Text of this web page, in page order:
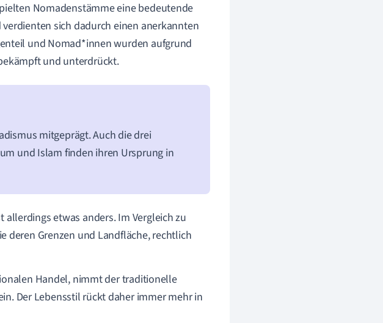
Nomadenstämme eine bedeutende
sich dadurch einen anerkannten
und Nomad*innen wurden aufgrund
und unterdrückt.
mitgeprägt. Auch die drei
und Islam finden ihren Ursprung in
etwas anders. Im Vergleich zu
deren Grenzen und Landfläche, rechtlich
Handel, nimmt der traditionelle
. Der Lebensstil rückt daher immer mehr in